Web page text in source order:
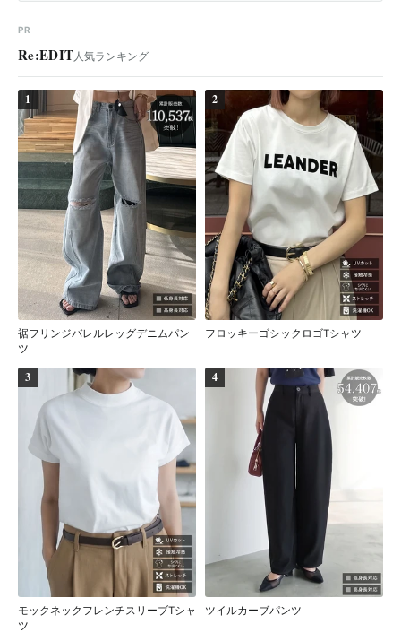
PR
Re:EDIT人気ランキング
1
裾フリンジバレルレッグデニムパン
ツ
2
フロッキーゴシックロゴTシャツ
3
モックネックフレンチスリーブTシャ
ツ
4
ツイルカーブパンツ